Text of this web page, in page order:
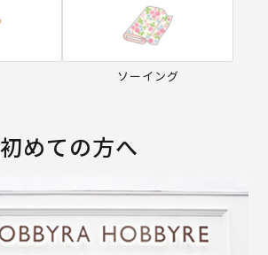
ソーイング
初めての方へ